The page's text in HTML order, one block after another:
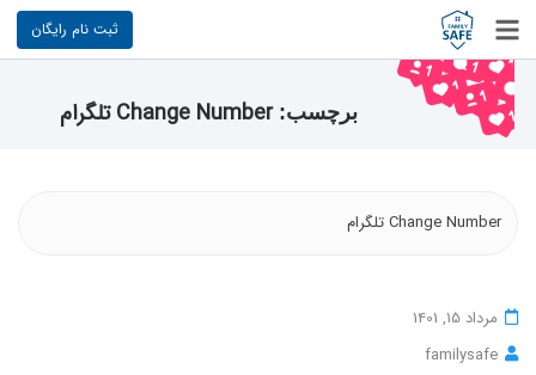
ثبت نام رایگان
برچسب:Change Number تلگرام
Change Number تلگرام
مرداد 15, 1401
familysafe